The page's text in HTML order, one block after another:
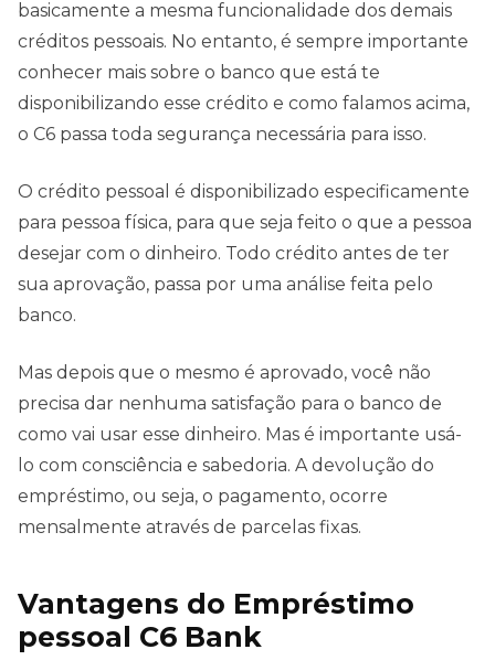
basicamente a mesma funcionalidade dos demais
créditos pessoais. No entanto, é sempre importante
conhecer mais sobre o banco que está te
disponibilizando esse crédito e como falamos acima,
o C6 passa toda segurança necessária para isso.
O crédito pessoal é disponibilizado especificamente
para pessoa física, para que seja feito o que a pessoa
desejar com o dinheiro. Todo crédito antes de ter
sua aprovação, passa por uma análise feita pelo
banco.
Mas depois que o mesmo é aprovado, você não
precisa dar nenhuma satisfação para o banco de
como vai usar esse dinheiro. Mas é importante usá-
lo com consciência e sabedoria. A devolução do
empréstimo, ou seja, o pagamento, ocorre
mensalmente através de parcelas fixas.
Vantagens do Empréstimo
pessoal C6 Bank